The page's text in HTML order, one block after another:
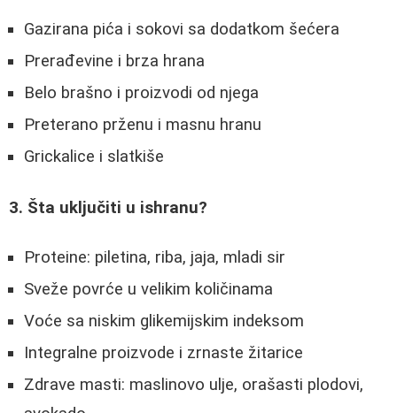
Gazirana pića i sokovi sa dodatkom šećera
Prerađevine i brza hrana
Belo brašno i proizvodi od njega
Preterano prženu i masnu hranu
Grickalice i slatkiše
3. Šta uključiti u ishranu?
Proteine: piletina, riba, jaja, mladi sir
Sveže povrće u velikim količinama
Voće sa niskim glikemijskim indeksom
Integralne proizvode i zrnaste žitarice
Zdrave masti: maslinovo ulje, orašasti plodovi,